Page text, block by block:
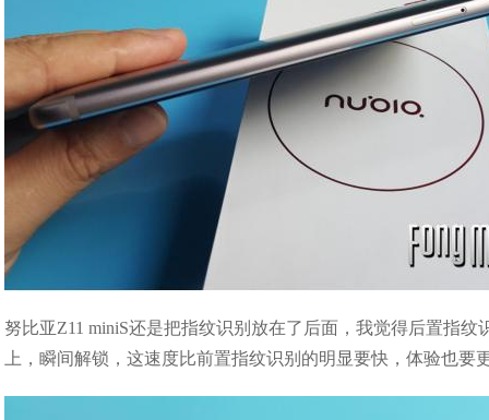
努比亚Z11 miniS还是把指纹识别放在了后面，我觉得后置指
上，瞬间解锁，这速度比前置指纹识别的明显要快，体验也要